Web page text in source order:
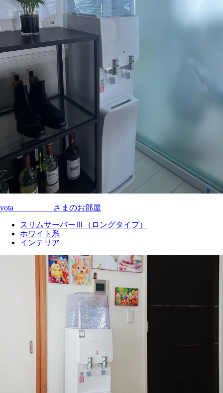
yota__________さまのお部屋
スリムサーバーⅢ（ロングタイプ）
ホワイト系
インテリア